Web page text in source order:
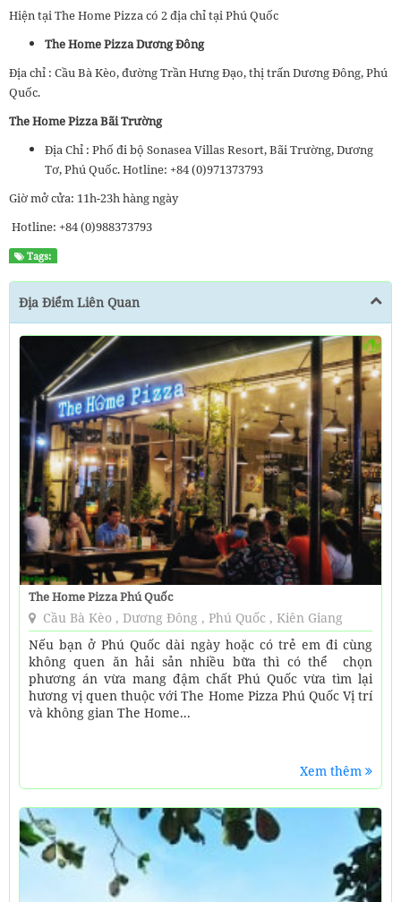
Hiện tại The Home Pizza có 2 địa chỉ tại Phú Quốc
The Home Pizza Dương Đông
Địa chỉ : Cầu Bà Kèo, đường Trần Hưng Đạo, thị trấn Dương Đông, Phú
Quốc.
The Home Pizza Bãi Trường
Địa Chỉ : Phố đi bộ Sonasea Villas Resort, Bãi Trường, Dương
Tơ, Phú Quốc. Hotline: +84 (0)971373793
Giờ mở cửa: 11h-23h hàng ngày
Hotline: +84 (0)988373793
Tags:
Địa Điểm Liên Quan
The Home Pizza Phú Quốc
Cầu Bà Kèo , Dương Đông , Phú Quốc , Kiên Giang
Nếu bạn ở Phú Quốc dài ngày hoặc có trẻ em đi cùng
không quen ăn hải sản nhiều bữa thì có thể chọn
phương án vừa mang đậm chất Phú Quốc vừa tìm lại
hương vị quen thuộc với The Home Pizza Phú Quốc Vị trí
và không gian The Home...
Xem thêm